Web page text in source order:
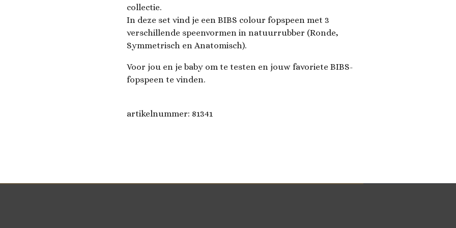
collectie.
In deze set vind je een BIBS colour fopspeen met 3
verschillende speenvormen in natuurrubber (Ronde,
Symmetrisch en Anatomisch).
Voor jou en je baby om te testen en jouw favoriete BIBS-
fopspeen te vinden.
artikelnummer: 81341